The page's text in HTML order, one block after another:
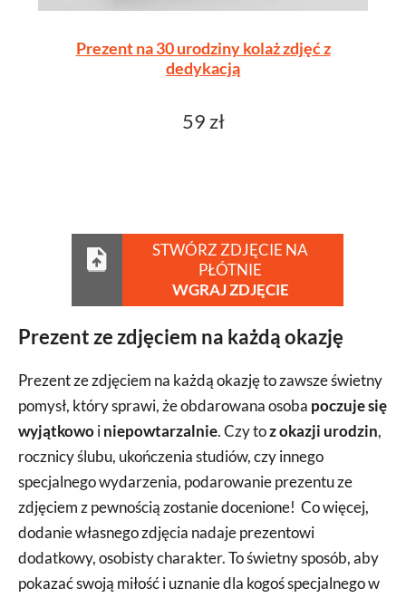
Prezent na 30 urodziny kolaż zdjęć z
dedykacją
59 zł
STWÓRZ ZDJĘCIE NA
PŁÓTNIE
WGRAJ ZDJĘCIE
Prezent ze zdjęciem na każdą okazję
Prezent ze zdjęciem na każdą okazję to zawsze świetny
pomysł, który sprawi, że obdarowana osoba poczuje się
wyjątkowoiniepowtarzalnie. Czy toz okazji urodzin,
rocznicy ślubu, ukończenia studiów, czy innego
specjalnego wydarzenia, podarowanie prezentu ze
zdjęciem z pewnością zostanie docenione! Co więcej,
dodanie własnego zdjęcia nadaje prezentowi
dodatkowy, osobisty charakter. To świetny sposób, aby
pokazać swoją miłość i uznanie dla kogoś specjalnego w